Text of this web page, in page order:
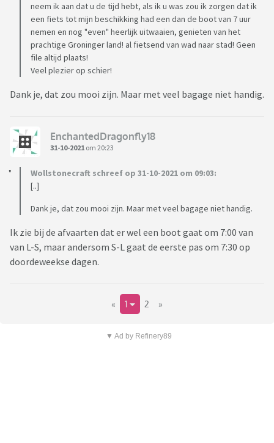
neem ik aan dat u de tijd hebt, als ik u was zou ik zorgen dat ik
een fiets tot mijn beschikking had een dan de boot van 7 uur
nemen en nog "even" heerlijk uitwaaien, genieten van het
prachtige Groninger land! al fietsend van wad naar stad! Geen
file altijd plaats!
Veel plezier op schier!
Dank je, dat zou mooi zijn. Maar met veel bagage niet handig.
EnchantedDragonfly18
31-10-2021 om 20:23
Wollstonecraft schreef op 31-10-2021 om 09:03:
[..]
Dank je, dat zou mooi zijn. Maar met veel bagage niet handig.
Ik zie bij de afvaarten dat er wel een boot gaat om 7:00 van
van L-S, maar andersom S-L gaat de eerste pas om 7:30 op
doordeweekse dagen.
« 1 2 »
▼ Ad by Refinery89